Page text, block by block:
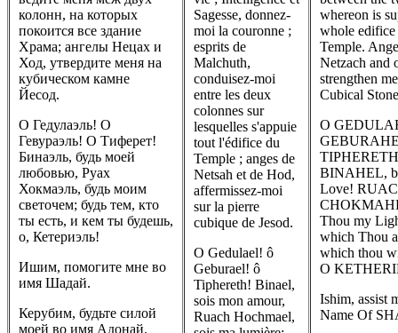
колонн, на которых
покоится все здание
Храма; ангелы Нецах и
Ход, утвердите меня на
кубическом камне
Йесод.
О Гедулаэль! О
Гевураэль! О Тиферет!
Бинаэль, будь моей
любовью, Руах
Хокмаэль, будь моим
светочем; будь тем, кто
ты есть, и кем ты будешь,
о, Кетериэль!
Ишим, помогите мне во
имя Шадай.
Керубим, будьте силой
моей во имя Адонай.
Sagesse, donnez-
moi la couronne ;
esprits de
Malchuth,
conduisez-moi
entre les deux
colonnes sur
lesquelles s'appuie
tout l'édifice du
Temple ; anges de
Netsah et de Hod,
affermissez-moi
sur la pierre
cubique de Jesod.
O Gedulael! ô
Geburael! ô
Tiphereth! Binael,
sois mon amour,
Ruach Hochmael,
whereon is
whole edifice
Temple.
Netzach and
strengthen
Cubical
O
BINAHEL,
Love!
Thou my
which Thou
which thou
O
Ishim, assist
Name Of